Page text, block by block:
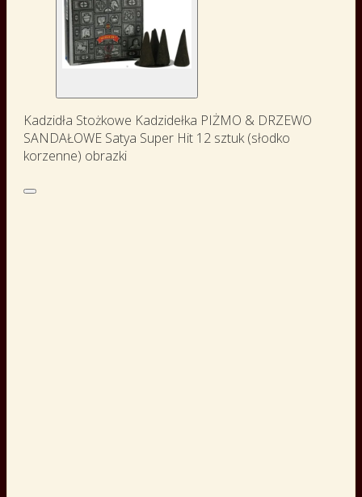
Kadzidła Stożkowe Kadzidełka PIŻMO & DRZEWO
SANDAŁOWE Satya Super Hit 12 sztuk (słodko
korzenne) obrazki